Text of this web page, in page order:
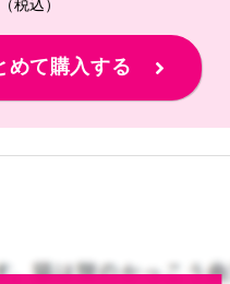
税込）
めて購入する